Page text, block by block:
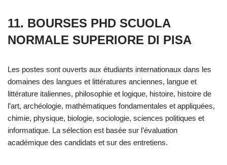
11. BOURSES PHD SCUOLA
NORMALE SUPERIORE DI PISA
Les postes sont ouverts aux étudiants internationaux dans les
domaines des langues et littératures anciennes, langue et
littérature italiennes, philosophie et logique, histoire, histoire de
l’art, archéologie, mathématiques fondamentales et appliquées,
chimie, physique, biologie, sociologie, sciences politiques et
informatique. La sélection est basée sur l’évaluation
académique des candidats et sur des entretiens.